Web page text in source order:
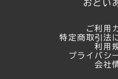
おとい
ご利用
特定商取引法
利用
プライバシ
会社